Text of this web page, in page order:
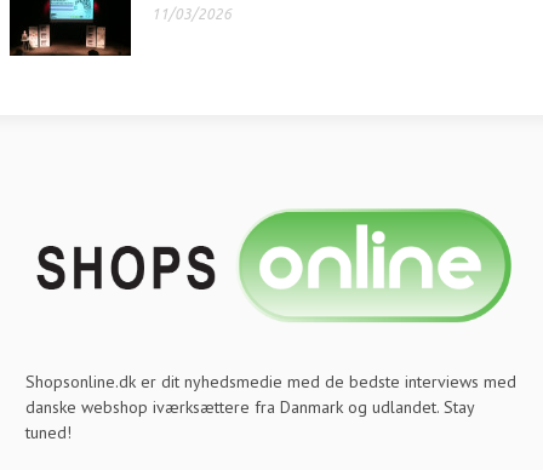
11/03/2026
Shopsonline.dk er dit nyhedsmedie med de bedste interviews med
danske webshop iværksættere fra Danmark og udlandet. Stay
tuned!